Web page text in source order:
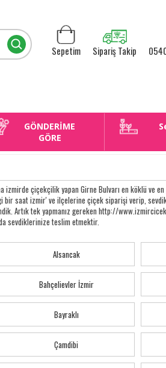
Sipariş Takip
Sepetim
GÖNDERİME
GÖRE
çiçekçilik yapan Girne Bulvarı en köklü ve en
bir saat izmir' ve ilçelerine çiçek siparişi verip,
Artık tek yapmanız gereken http://
sevdiklerinize teslim etmektir.
Alsancak
Bahçelievler İzmir
Bayraklı
Çamdibi